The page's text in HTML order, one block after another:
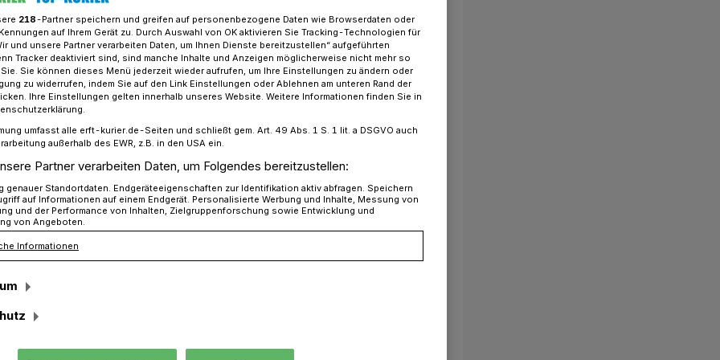
„Bistro Otzenrath“ will Dorftreff beleben
MItstreiter
will Dorftreff
Vereine und Bürger so wichtige
davor, sich neu zu erfinden. So trafen
um das neue Konzept des
zu planen.
218-Partner speichern und greifen auf personenbezogene Daten wie Browserdaten oder
auf Ihrem Gerät zu. Durch Auswahl von OK aktivieren Sie Tracking-Technologien für
und unsere Partner verarbeiten Daten, um Ihnen Dienste bereitzustellen“ aufgeführten
Tracker deaktiviert sind, sind manche Inhalte und Anzeigen möglicherweise nicht mehr so
Sie können dieses Menü jederzeit wieder aufrufen, um Ihre Einstellungen zu ändern oder
zu widerrufen, indem Sie auf den Link Einstellungen oder Ablehnen am unteren Rand der
Ihre Einstellungen gelten innerhalb unseres Website. Weitere Informationen finden Sie in
umfasst alle erft-kurier.de-Seiten und schließt gem. Art. 49 Abs. 1 S. 1 lit. a DSGVO auch
außerhalb des EWR, z.B. in den USA ein.
Partner verarbeiten Daten, um Folgendes bereitzustellen:
genauer Standortdaten. Endgeräteeigenschaften zur Identifikation aktiv abfragen. Speichern
auf Informationen auf einem Endgerät. Personalisierte Werbung und Inhalte, Messung von
und der Performance von Inhalten, Zielgruppenforschung sowie Entwicklung und
von Angeboten.
Informationen